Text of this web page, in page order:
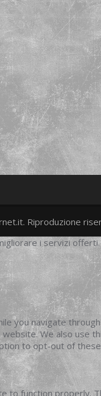
twitter
Riproduzione
i servizi
you navigate
We also use
to opt-out of
to function properly.